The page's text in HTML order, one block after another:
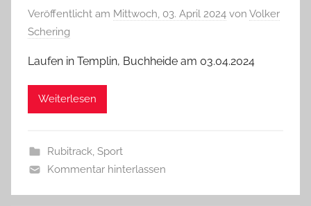
Veröffentlicht am Mittwoch, 03. April 2024 von Volker
Schering
Laufen in Templin, Buchheide am 03.04.2024
Weiterlesen
Rubitrack, Sport
Kommentar hinterlassen